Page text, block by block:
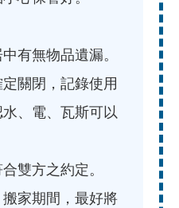
有無物品遺漏。
關閉，記錄使用
、電、瓦斯可以
雙方之約定。
家期間，最好將